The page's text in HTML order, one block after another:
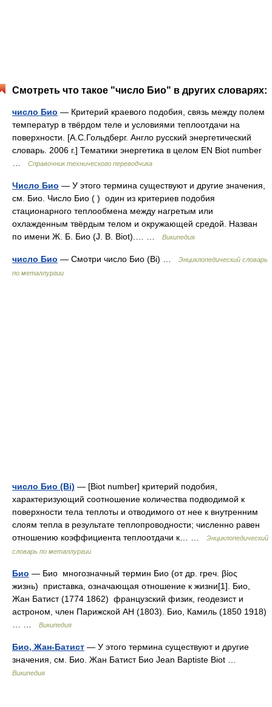
Смотреть что такое "число Био" в других словарях:
число Био — Критерий краевого подобия, связь между полем
температур в твёрдом теле и условиями теплоотдачи на
поверхности. [А.С.Гольдберг. Англо русский энергетический
словарь. 2006 г.] Тематики энергетика в целом EN Biot number
Справочник технического переводчика
Число Био — У этого термина существуют и другие значения,
см. Био. Число Био ( ) один из критериев подобия
стационарного теплообмена между нагретым или
охлажденным твёрдым телом и окружающей средой. Назван
по имени Ж. Б. Био (J. B. Biot).… …
Википедия
число Био — Смотри число Био (Bi) …
Энциклопедический словарь
по металлургии
число Био (Bi) — [Biot number] критерий подобия,
характеризующий соотношение количества подводимой к
поверхности тела теплоты и отводимого от нее к внутренним
слоям тепла в результате теплопроводности; численно равен
отношению коэффициента теплоотдачи к… …
Энциклопедический
словарь по металлургии
Био — Био многозначный термин Био (от др. греч. βίος
жизнь) приставка, означающая отношение к жизни[1]. Био,
Жан Батист (1774 1862) французский физик, геодезист и
астроном, член Парижской АН (1803). Био, Камиль (1850 1918)
Википедия
Био, Жан-Батист — У этого термина существуют и другие
значения, см. Био. Жан Батист Био Jean Baptiste Biot …
Википедия